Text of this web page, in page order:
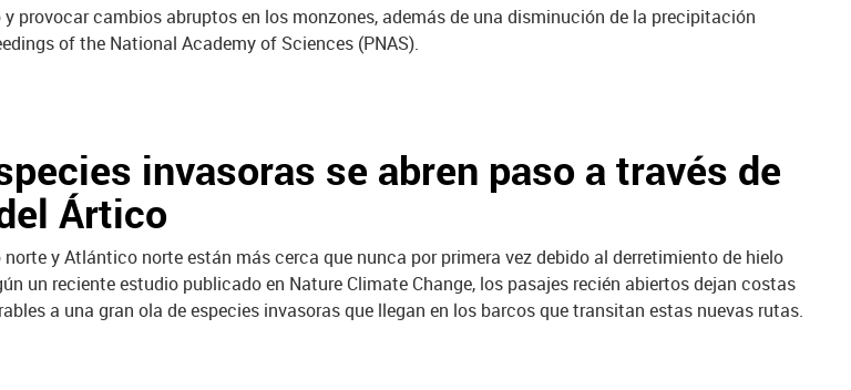
cambios abruptos en los monzones, además de una disminución de la precipitación
of the National Academy of Sciences (PNAS).
invasoras se abren paso a través de
Ártico
y Atlántico norte están más cerca que nunca por primera vez debido al derretimiento de hielo
un reciente estudio publicado en Nature Climate Change, los pasajes recién abiertos dejan costas
a una gran ola de especies invasoras que llegan en los barcos que transitan estas nuevas rutas.